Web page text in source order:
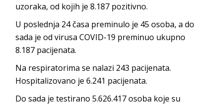
uzoraka, od kojih je 8.187 pozitivno.
U poslednja 24 časa preminulo je 45 osoba, a do
sada je od virusa COVID-19 preminuo ukupno
8.187 pacijenata.
Na respiratorima se nalazi 243 pacijenata.
Hospitalizovano je 6.241 pacijenata.
Do sada je testirano 5.626.417 osoba koje su